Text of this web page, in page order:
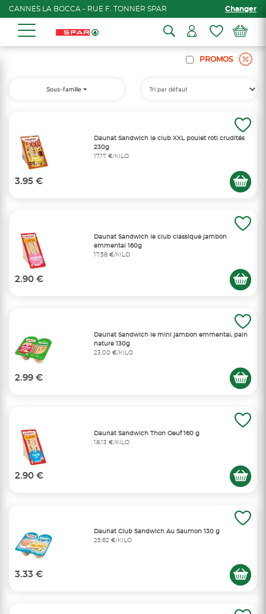
CANNES LA BOCCA - RUE F. TONNER SPAR Changer
PROMOS
Sous-famille
Daunat Sandwich le club XXL poulet roti crudités
230g
17,17 €/KILO
3.95 €
Daunat Sandwich le club classique jambon
emmental 160g
17,58 €/KILO
2.90 €
Daunat Sandwich le mini jambon emmental, pain
nature 130g
23,00 €/KILO
2.99 €
Daunat Sandwich Thon Oeuf 160 g
18,13 €/KILO
2.90 €
Daunat Club Sandwich Au Saumon 130 g
25,62 €/KILO
3.33 €